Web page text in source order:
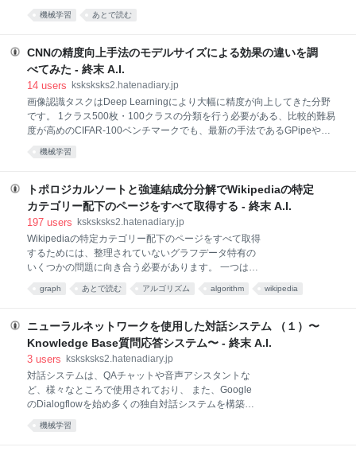
[Jafarpour+ 10]では、統計的機械翻訳ベースや情報検
の記事では、End2Endな対話システムの評価指標、特
に応答文生成の自動評価指標に注目して、どのような
るのかに注目して、現在の動向やどのような課題があ
ると考えられているかについて記載しています。 自然
言語処理分野、特にその応用分野へのDeep Learning
んできたと言っても過言ではありません、 対話システ
ムでも、機械翻訳や文書要約といったその他の自然言
語処理の応用分野と同じく、End2Endなモデルで対話
システムを構築しようという試みが多く行われていま
機械学習 あとで読む
CNNの精度向上手法のモデルサイズによる効果の違いを調
べてみた - 終末 A.I.
14 users
ksksksks2.hatenadiary.jp
画像認識タスクはDeep Learningにより大幅に精度が向上してきた分野
です。 1クラス500枚・100クラスの分類を行う必要がある、比較的難易
度が高めのCIFAR-100ベンチマークでも、最新の手法であるGPipeや
EfficientNetでは、テストセットにて90%を超えるAccuracyを達成してい
ます。 paperswithcode.com しかし、これらの最高精度を叩き出すよう
になります。 このように、パラメーター数が多いモデルは、精度を向上
させやすい分、推論や学習にパラメーター数に応じた時間が必要な問題
があります。 一方で、多くのモデル構造では、パラメーター数が数Mに
のようなモデルは、深いモデルに比べ精度面では劣るものの、処理速度
は圧倒的に高
機械学習
トポロジカルソートと強連結成分分解でWikipediaの特定
カテゴリー配下のページをすべて取得する - 終末 A.I.
197 users
ksksksks2.hatenadiary.jp
Wikipediaの特定カテゴリー配下のページをすべて取得
するためには、整理されていないグラフデータ特有の
いくつかの問題に向き合う必要があります。 一つは、
Category:カツラ科と糸井の大カツラのように、サブカ
テゴリーにはページへのリンクが含まれているが、カ
ケースがあるという問題。 もう一つは、Category:イ
ンフォグラム・エンターテインメントームソフトと
Category:アタリのゲームソフトのように、お互いがお
があるという問題です。 これらの問題は、以下の手順
を踏むことで解決できます。 カテゴリーにリンクされ
ているページだけでなく、サブカテゴリー内のリンク
を順にたどって含まれるすべてのページを収集する た
graph あとで読む アルゴリズム algorithm wikipedia
ニューラルネットワークを使用した対話システム （１）〜
Knowledge Base質問応答システム〜 - 終末 A.I.
3 users
ksksksks2.hatenadiary.jp
対話システムは、QAチャットや音声アシスタントな
ど、様々なところで使用されており、 また、Google
のDialogflowを始め多くの独自対話システムを構築で
きるプラットフォームが数年前から続々と登場してき
ています。 しかし、これらの公開されているシステム
機械学習